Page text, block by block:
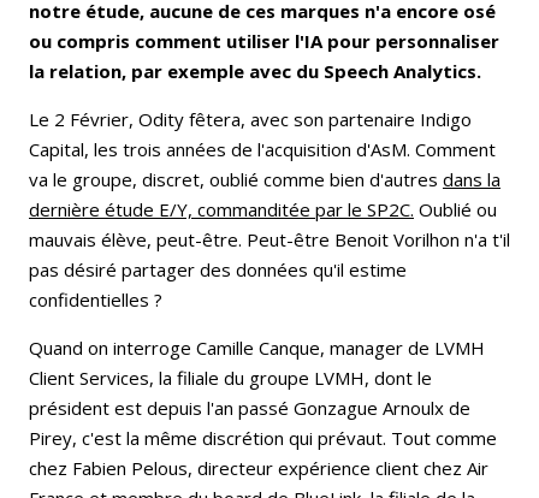
notre étude, aucune de ces marques n'a encore osé
ou compris comment utiliser l'IA pour personnaliser
la relation, par exemple avec du Speech Analytics.
Le 2 Février, Odity fêtera, avec son partenaire Indigo
Capital, les trois années de l'acquisition d'AsM. Comment
va le groupe, discret, oublié comme bien d'autres dans la
dernière étude E/Y, commanditée par le SP2C. Oublié ou
mauvais élève, peut-être. Peut-être Benoit Vorilhon n'a t'il
pas désiré partager des données qu'il estime
confidentielles ?
Quand on interroge Camille Canque, manager de LVMH
Client Services, la filiale du groupe LVMH, dont le
président est depuis l'an passé Gonzague Arnoulx de
Pirey, c'est la même discrétion qui prévaut. Tout comme
chez Fabien Pelous, directeur expérience client chez Air